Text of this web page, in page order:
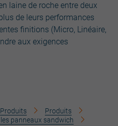
laine de roche entre deux
de leurs performances
finitions (Micro, Linéaire,
aux exigences
Produits
Produits
panneaux sandwich